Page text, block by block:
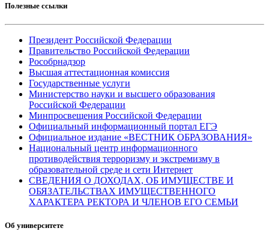
Полезные ссылки
Президент Российской Федерации
Правительство Российской Федерации
Рособрнадзор
Высшая аттестационная комиссия
Государственные услуги
Министерство науки и высшего образования
Российской Федерации
Минпросвещения Российской Федерации
Официальный информационный портал ЕГЭ
Официальное издание «ВЕСТНИК ОБРАЗОВАНИЯ»
Национальный центр информационного
противодействия терроризму и экстремизму в
образовательной среде и сети Интернет
СВЕДЕНИЯ О ДОХОДАХ, ОБ ИМУЩЕСТВЕ И
ОБЯЗАТЕЛЬСТВАХ ИМУЩЕСТВЕННОГО
ХАРАКТЕРА РЕКТОРА И ЧЛЕНОВ ЕГО СЕМЬИ
Об университете